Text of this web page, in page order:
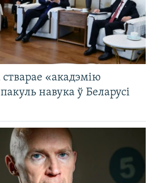
«акадэмію
навука ў Беларусі